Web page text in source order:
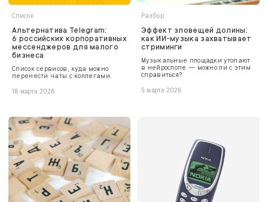
Список
Альтернатива Telegram:
6 российских корпоративных
мессенджеров для малого
бизнеса
Список сервисов, куда можно
перенести чаты с коллегами.
18 марта 2026
Разбор
Эффект зловещей долины:
как ИИ-музыка захватывает
стриминги
Музыкальные площадки утопают
в нейрослопе — можно ли с этим
справиться?
5 марта 2026